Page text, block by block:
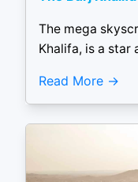
The mega
Khalifa, is a star
Read More